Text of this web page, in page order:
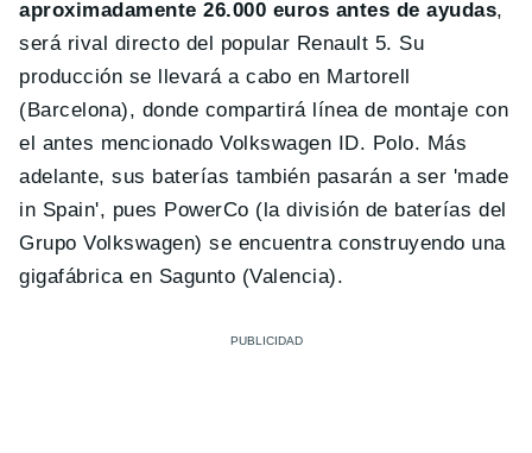
aproximadamente 26.000 euros antes de ayudas,
será rival directo del popular Renault 5. Su
producción se llevará a cabo en Martorell
(Barcelona), donde compartirá línea de montaje con
el antes mencionado Volkswagen ID. Polo. Más
adelante, sus baterías también pasarán a ser 'made
in Spain', pues PowerCo (la división de baterías del
Grupo Volkswagen) se encuentra construyendo una
gigafábrica en Sagunto (Valencia).